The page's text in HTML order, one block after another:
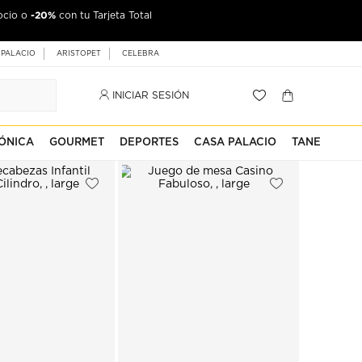
o -20% con tu Tarjeta Total
Palacio
ARISTOPET CELEBRA
INICIAR SESIÓN
GOURMET DEPORTES CASA PALACIO TANE